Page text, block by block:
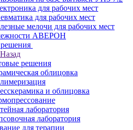
для рабочих мест
для рабочих мест
мелочи для рабочих мест
АВЕРОН
Назад
решения
облицовка
и облицовка
лаборатория
лаборатория
для терапии